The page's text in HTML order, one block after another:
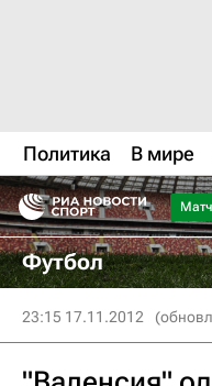
Политика В мире
Футбол
23:15 17.11.2012